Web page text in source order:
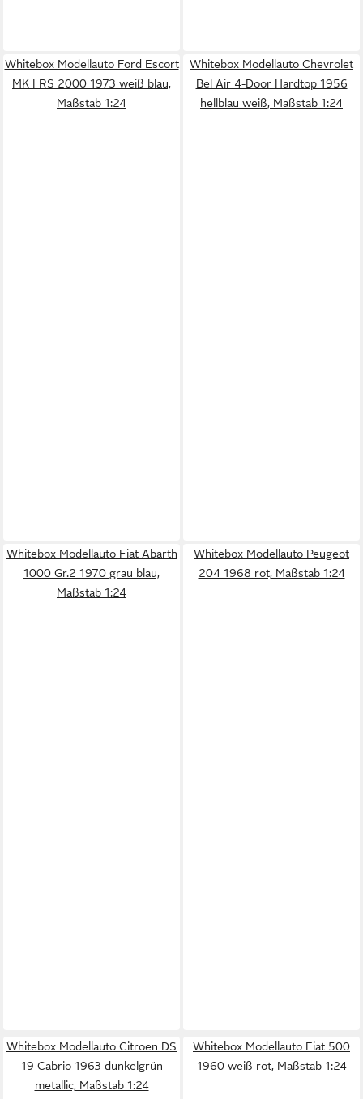
Whitebox Modellauto Ford Escort
MK I RS 2000 1973 weiß blau,
Maßstab 1:24
Whitebox Modellauto Chevrolet
Bel Air 4-Door Hardtop 1956
hellblau weiß, Maßstab 1:24
Whitebox Modellauto Fiat Abarth
1000 Gr.2 1970 grau blau,
Maßstab 1:24
Whitebox Modellauto Peugeot
204 1968 rot, Maßstab 1:24
Whitebox Modellauto Citroen DS
19 Cabrio 1963 dunkelgrün
metallic, Maßstab 1:24
Whitebox Modellauto Fiat 500
1960 weiß rot, Maßstab 1:24